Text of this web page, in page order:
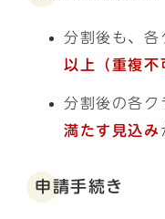
分割後も、各
以上（重複不
分割後の各ク
満たす見込み
申請手続き